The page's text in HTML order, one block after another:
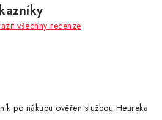
všechny recenze
po nákupu ověřen službou Heureka